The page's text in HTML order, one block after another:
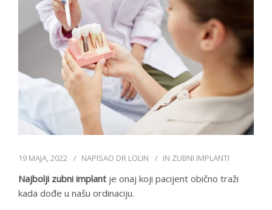
DR LOLIN
19 МАЈА, 2022 NAPISAO DR LOLIN IN ZUBNI IMPLANTI
Najbolji zubni implant je onaj koji pacijent obično traži
kada dođe u našu ordinaciju.